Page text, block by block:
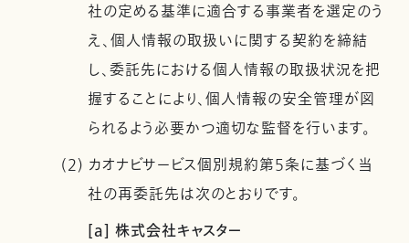
社の定める基準に適合する事業者を選定のう
え、個人情報の取扱いに関する契約を締結
し、委託先における個人情報の取扱状況を把
握することにより、個人情報の安全管理が図
られるよう必要かつ適切な監督を行います。
(2) カオナビサービス個別規約第5条に基づく当
社の再委託先は次のとおりです。
[a] 株式会社キャスター